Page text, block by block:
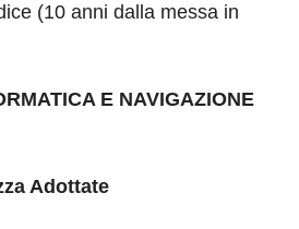
(10 anni dalla messa in
E NAVIGAZIONE
Adottate